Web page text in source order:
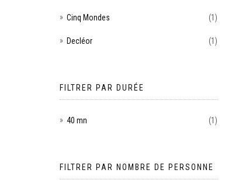
Cinq Mondes (1)
Decléor (1)
FILTRER PAR DURÉE
40 mn (1)
FILTRER PAR NOMBRE DE PERSONNE